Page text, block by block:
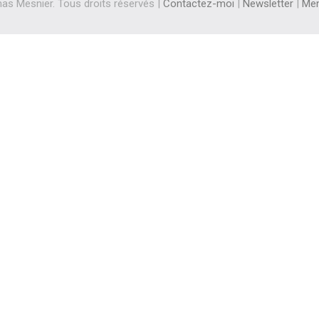
Mesnier. Tous droits réservés |Contactez-moi |Newsletter |